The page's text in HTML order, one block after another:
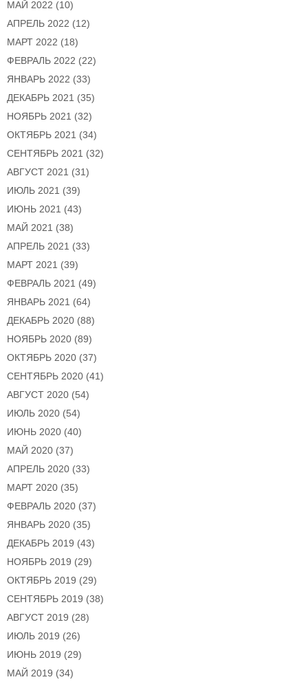
МАЙ 2022 (10)
АПРЕЛЬ 2022 (12)
МАРТ 2022 (18)
ФЕВРАЛЬ 2022 (22)
ЯНВАРЬ 2022 (33)
ДЕКАБРЬ 2021 (35)
НОЯБРЬ 2021 (32)
ОКТЯБРЬ 2021 (34)
СЕНТЯБРЬ 2021 (32)
АВГУСТ 2021 (31)
ИЮЛЬ 2021 (39)
ИЮНЬ 2021 (43)
МАЙ 2021 (38)
АПРЕЛЬ 2021 (33)
МАРТ 2021 (39)
ФЕВРАЛЬ 2021 (49)
ЯНВАРЬ 2021 (64)
ДЕКАБРЬ 2020 (88)
НОЯБРЬ 2020 (89)
ОКТЯБРЬ 2020 (37)
СЕНТЯБРЬ 2020 (41)
АВГУСТ 2020 (54)
ИЮЛЬ 2020 (54)
ИЮНЬ 2020 (40)
МАЙ 2020 (37)
АПРЕЛЬ 2020 (33)
МАРТ 2020 (35)
ФЕВРАЛЬ 2020 (37)
ЯНВАРЬ 2020 (35)
ДЕКАБРЬ 2019 (43)
НОЯБРЬ 2019 (29)
ОКТЯБРЬ 2019 (29)
СЕНТЯБРЬ 2019 (38)
АВГУСТ 2019 (28)
ИЮЛЬ 2019 (26)
ИЮНЬ 2019 (29)
МАЙ 2019 (34)